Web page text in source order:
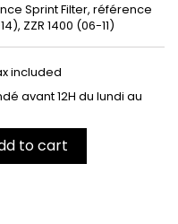
Sprint Filter, référence
ZZR 1400 (06-11)
included
avant 12H du lundi au
to cart